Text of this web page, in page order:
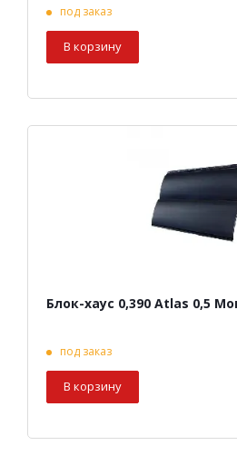
под заказ
В корзину
Блок-хаус 0,390 Atlas 0,5
под заказ
В корзину